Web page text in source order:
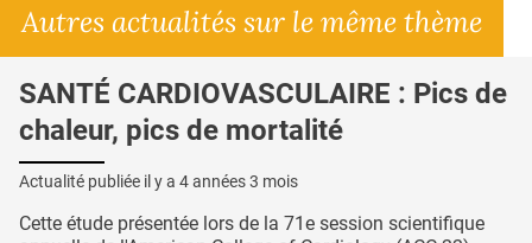
Autres actualités sur le même thème
SANTÉ CARDIOVASCULAIRE : Pics de
chaleur, pics de mortalité
Actualité publiée il y a 4 années 3 mois
Cette étude présentée lors de la 71e session scientifique